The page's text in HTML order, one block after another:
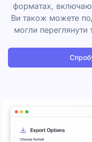
форматах,
Ви також можете
могли